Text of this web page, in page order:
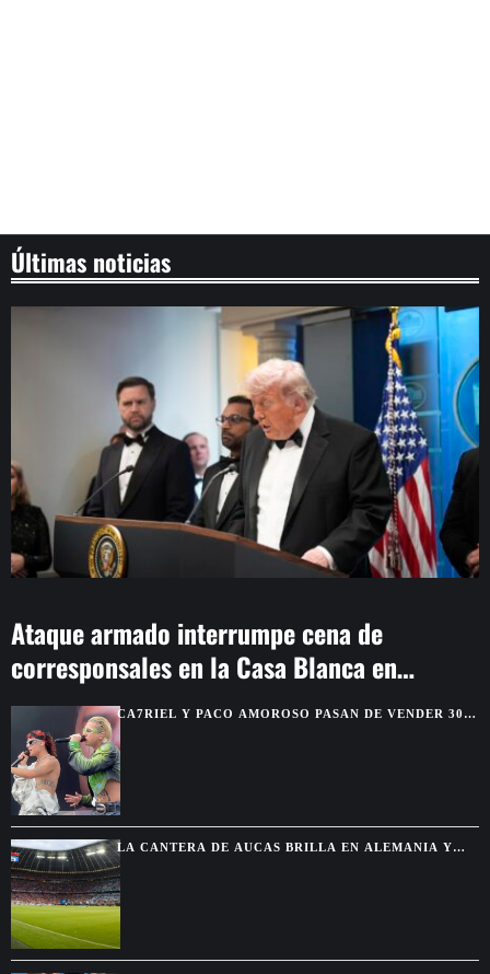
Últimas noticias
Ataque armado interrumpe cena de
corresponsales en la Casa Blanca en
WashingtonCA7RIEL Y PACO AMOROSO PASAN DE VENDER 300
BOLETOS A REUNIR 15.000 FANS EN MÉXICO
LA CANTERA DE AUCAS BRILLA EN ALEMANIA Y
TERMINA INVICTA FRENTE A GRANDES CLUBES